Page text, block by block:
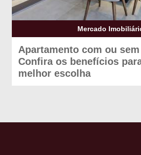
Mercado
Apartamento com ou
Confira os benefícios
melhor escolha